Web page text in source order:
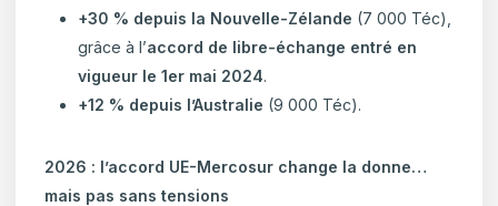
+30 % depuis la Nouvelle-Zélande (7 000 Téc),
grâce à l’accord de libre-échange entré en
vigueur le 1er mai 2024.
+12 % depuis l’Australie (9 000 Téc).
2026 : l’accord UE-Mercosur change la donne…
mais pas sans tensions